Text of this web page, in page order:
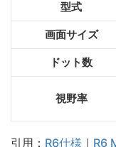
型式
画面サイズ
ドット数
視野率
引用： R6仕様 ｜ R6